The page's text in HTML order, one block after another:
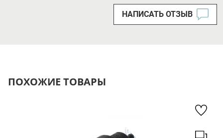
НАПИСАТЬ ОТЗЫВ
ПОХОЖИЕ ТОВАРЫ